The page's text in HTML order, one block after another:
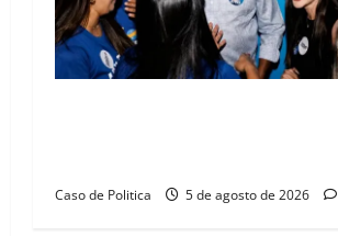
Caso de Politica 5 de agosto de 2026